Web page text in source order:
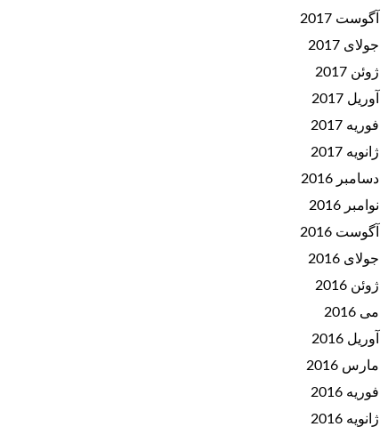
آگوست 2017
جولای 2017
ژوئن 2017
آوریل 2017
فوریه 2017
ژانویه 2017
دسامبر 2016
نوامبر 2016
آگوست 2016
جولای 2016
ژوئن 2016
می 2016
آوریل 2016
مارس 2016
فوریه 2016
ژانویه 2016